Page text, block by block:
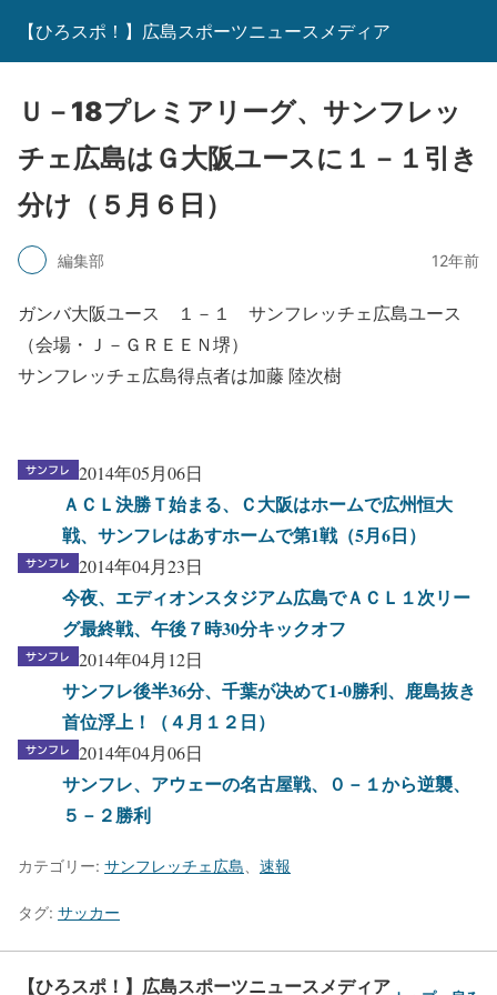
【ひろスポ！】広島スポーツニュースメディア
Ｕ－18プレミアリーグ、サンフレッ
チェ広島はＧ大阪ユースに１－１引き
分け（５月６日）
編集部 12年前
ガンバ大阪ユース １－１ サンフレッチェ広島ユース
（会場・Ｊ－ＧＲＥＥＮ堺）
サンフレッチェ広島得点者は加藤 陸次樹
2014年05月06日
ＡＣＬ決勝Ｔ始まる、Ｃ大阪はホームで広州恒大
戦、サンフレはあすホームで第1戦（5月6日）
2014年04月23日
今夜、エディオンスタジアム広島でＡＣＬ１次リー
グ最終戦、午後７時30分キックオフ
2014年04月12日
サンフレ後半36分、千葉が决めて1-0勝利、鹿島抜き
首位浮上！（４月１２日）
2014年04月06日
サンフレ、アウェーの名古屋戦、０－１から逆襲、
５－２勝利
カテゴリー: サンフレッチェ広島 速報
タグ: サッカー
【ひろスポ！】広島スポーツニュースメディア